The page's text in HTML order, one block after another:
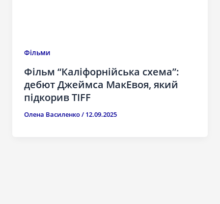
Фільми
Фільм “Каліфорнійська схема”:
дебют Джеймса МакЕвоя, який
підкорив TIFF
Олена Василенко/ 12.09.2025